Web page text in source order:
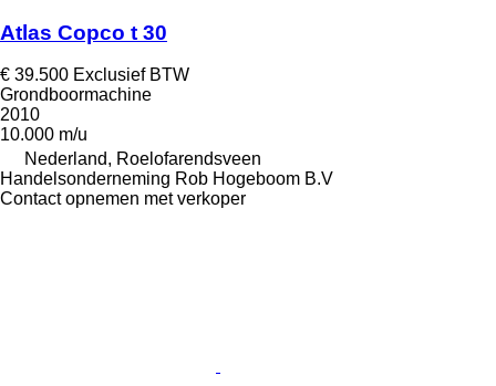
Atlas Copco t 30
€ 39.500 Exclusief BTW
Grondboormachine
2010
10.000 m/u
Nederland, Roelofarendsveen
Handelsonderneming Rob Hogeboom B.V
Contact opnemen met verkoper